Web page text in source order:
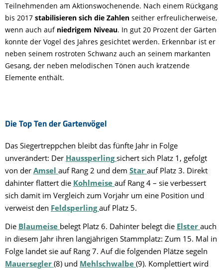
Teilnehmenden am Aktionswochenende. Nach einem Rückgang
bis 2017 stabilisieren sich die Zahlen seither erfreulicherweise,
wenn auch auf niedrigem Niveau. In gut 20 Prozent der Gärten
konnte der Vogel des Jahres gesichtet werden. Erkennbar ist er
neben seinem rostroten Schwanz auch an seinem markanten
Gesang, der neben melodischen Tönen auch kratzende
Elemente enthält.
Die Top Ten der Gartenvögel
Das Siegertreppchen bleibt das fünfte Jahr in Folge
unverändert: Der Haussperlingsichert sich Platz 1, gefolgt
von der Amsel auf Rang 2 und dem Star auf Platz 3. Direkt
dahinter flattert die Kohlmeise auf Rang 4 – sie verbessert
sich damit im Vergleich zum Vorjahr um eine Position und
verweist den Feldsperlingauf Platz 5.
Die Blaumeise belegt Platz 6. Dahinter belegt die Elster auch
in diesem Jahr ihren langjährigen Stammplatz: Zum 15. Mal in
Folge landet sie auf Rang 7. Auf die folgenden Plätze segeln
Mauersegler (8) und Mehlschwalbe (9). Komplettiert wird